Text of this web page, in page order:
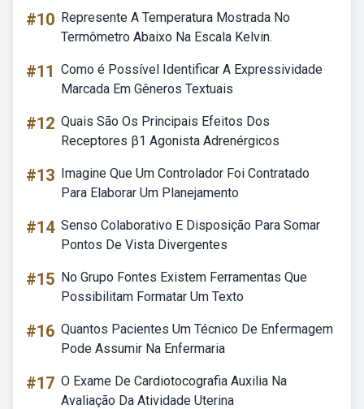
#10 Represente A Temperatura Mostrada No
Termômetro Abaixo Na Escala Kelvin.
#11 Como é Possível Identificar A Expressividade
Marcada Em Gêneros Textuais
#12 Quais São Os Principais Efeitos Dos
Receptores β1 Agonista Adrenérgicos
#13 Imagine Que Um Controlador Foi Contratado
Para Elaborar Um Planejamento
#14 Senso Colaborativo E Disposição Para Somar
Pontos De Vista Divergentes
#15 No Grupo Fontes Existem Ferramentas Que
Possibilitam Formatar Um Texto
#16 Quantos Pacientes Um Técnico De Enfermagem
Pode Assumir Na Enfermaria
#17 O Exame De Cardiotocografia Auxilia Na
Avaliação Da Atividade Uterina